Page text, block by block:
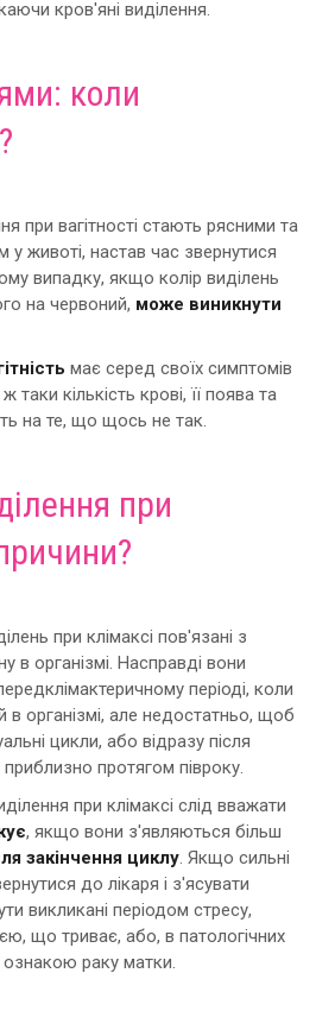
кров'яні виділення.
коли
при вагітності стають рясними та
животі, настав час звернутися
випадку, якщо колір виділень
на червоний, може виникнути
має серед своїх симптомів
таки кількість крові, її поява та
на те, що щось не так.
при
при клімаксі пов'язані з
в організмі. Насправді вони
періоді, коли
в організмі, але недостатньо, щоб
цикли, або відразу після
протягом півроку.
при клімаксі слід вважати
, якщо вони з'являються більш
закінчення циклу. Якщо сильні
до лікаря і з'ясувати
викликані періодом стресу,
що триває, або, в патологічних
раку матки.